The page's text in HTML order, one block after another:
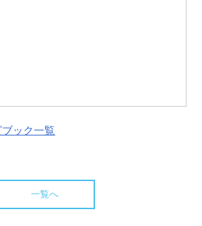
ック一覧
一覧へ